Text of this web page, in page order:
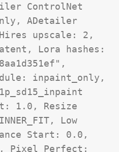
ControlNet
ADetailer
upscale: 2,
Lora hashes:
inpaint_only,
1.0, Resize
Low
Start: 0.0,
Pixel Perfect: